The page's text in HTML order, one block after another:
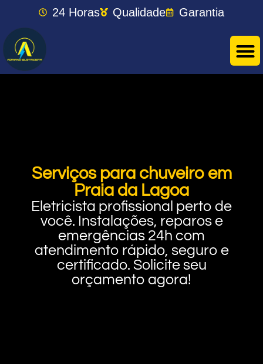
24 Horas Qualidade Garantia
Serviços para chuveiro em
Praia da Lagoa
Eletricista profissional perto de
você. Instalações, reparos e
emergências 24h com
atendimento rápido, seguro e
certificado. Solicite seu
orçamento agora!